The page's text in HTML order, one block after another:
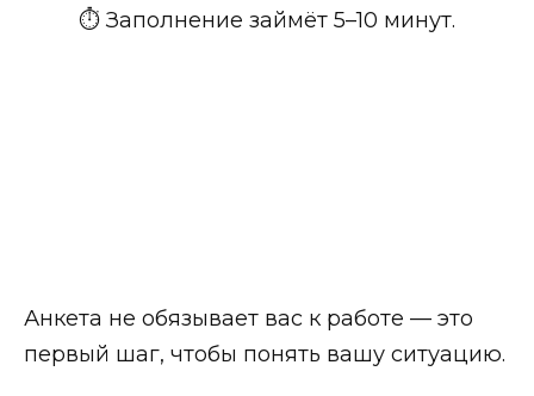
⏱ Заполнение займёт 5–10 минут.
Анкета не обязывает вас к работе — это
первый шаг, чтобы понять вашу ситуацию.